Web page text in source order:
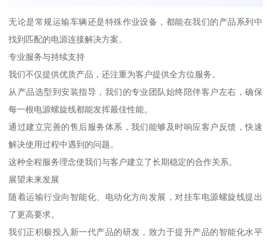
无论是常规运输车辆还是特殊作业设备，都能在我们的产品系列中
找到匹配的电源连接解决方案。
专业服务与持续支持
我们不仅提供优质产品，还注重为客户提供全方位服务。
从产品选型到安装指导，我们的专业团队始终陪伴客户左右，确保
每一根电源螺旋线都能发挥最佳性能。
通过建立完善的售后服务体系，我们能够及时响应客户反馈，快速
解决使用过程中遇到的问题。
这种全程服务理念使我们与客户建立了长期稳定的合作关系。
展望未来发展
随着运输行业向智能化、电动化方向发展，对挂车电源螺旋线提出
了更高要求。
我们正积极投入新一代产品的研发，致力于提升产品的智能化水平